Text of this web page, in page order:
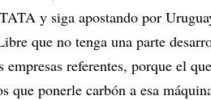
y siga apostando por
que no tenga una parte
empresas referentes, porque el
que ponerle carbón a esa